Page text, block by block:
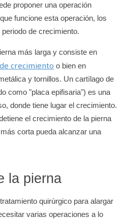
proponer una operación
funcione esta operación, los
de crecimiento.
más larga y consiste en
crecimiento o bien en
y tornillos. Un cartílago de
como "placa epifisaria") es una
donde tiene lugar el crecimiento.
el crecimiento de la pierna
corta pueda alcanzar una
la pierna
quirúrgico para alargar
varias operaciones a lo